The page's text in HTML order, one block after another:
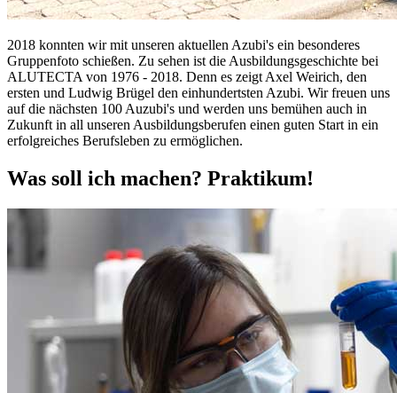
2018 konnten wir mit unseren aktuellen Azubi's ein besonderes
Gruppenfoto schießen. Zu sehen ist die Ausbildungsgeschichte bei
ALUTECTA von 1976 - 2018. Denn es zeigt Axel Weirich, den
ersten und Ludwig Brügel den einhundertsten Azubi. Wir freuen uns
auf die nächsten 100 Auzubi's und werden uns bemühen auch in
Zukunft in all unseren Ausbildungsberufen einen guten Start in ein
erfolgreiches Berufsleben zu ermöglichen.
Was soll ich machen? Praktikum!